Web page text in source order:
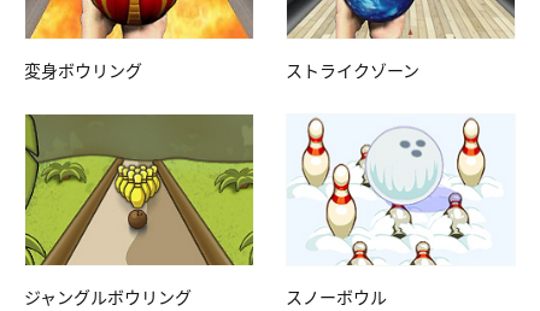
変身ボウリング ストライクゾーン
ジャングルボウリング スノーボウル